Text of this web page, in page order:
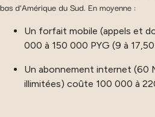
bas d’Amérique du Sud. En moyenne :
Un forfait mobile (appels et
000 à 150 000 PYG (9 à
Un abonnement internet (60
illimitées) coûte 100 000 à